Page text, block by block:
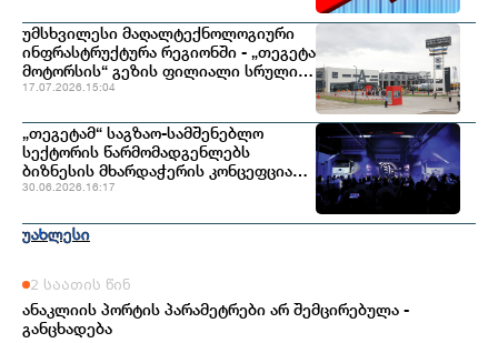
უახლესი
2 საათის წინ
ანაკლიის პორტის პარამეტრები არ შემცირებულა -
განცხადება
მაჩვენებელია - S&P
უმსხვილესი მაღალტექნოლოგიური
ინფრასტრუქტურა რეგიონში - „თეგეტა
მოტორსის“ გეზის ფილიალი სრული
დატვირთვით მუშაობს
17.07.2026.15:04
„თეგეტამ“ საგზაო-სამშენებლო
სექტორის წარმომადგენლებს
ბიზნესის მხარდაჭერის კონცეფცია
გააცნო
30.06.2026.16:17